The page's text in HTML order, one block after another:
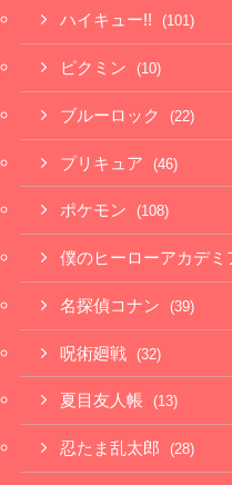
ハイキュー!! (101)
ピクミン (10)
ブルーロック (22)
プリキュア (46)
ポケモン (108)
僕のヒーローアカデミ
名探偵コナン (39)
呪術廻戦 (32)
夏目友人帳 (13)
忍たま乱太郎 (28)